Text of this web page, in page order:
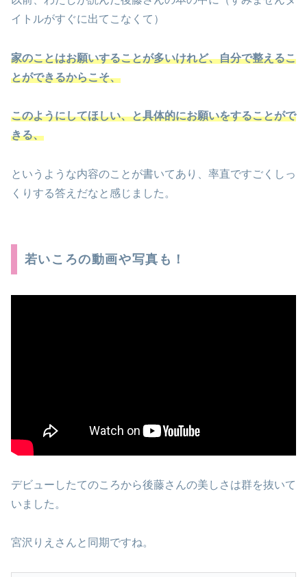
イトルがすぐに出てこなくて）
家のことはお願いすることが多いけれど、自分で整えるこ
とができるからこそ、
このようにしてほしい、と具体的にお願いをすることがで
きる、
というような内容のことが書いてあり、率直ですごくしっ
くりする答えだなと感じました。
若いころの動画や写真も！
デビューしたてのころから後藤さんの美しさは群を抜いて
いました。
宮沢りえさんと同期ですね。